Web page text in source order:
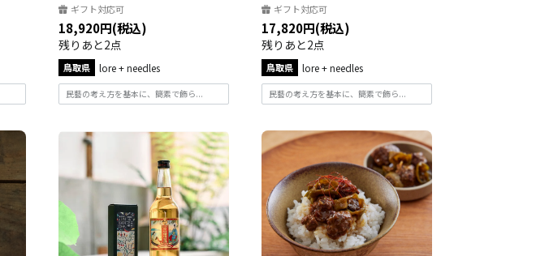
ギフト対応可
18,920円(税込)
残りあと2点
鳥取県 lore + needles
民藝の考え方を基本に、簡素で飾ら...
ギフト対応可
17,820円(税込)
残りあと2点
鳥取県 lore + needles
民藝の考え方を基本に、簡素で飾ら...